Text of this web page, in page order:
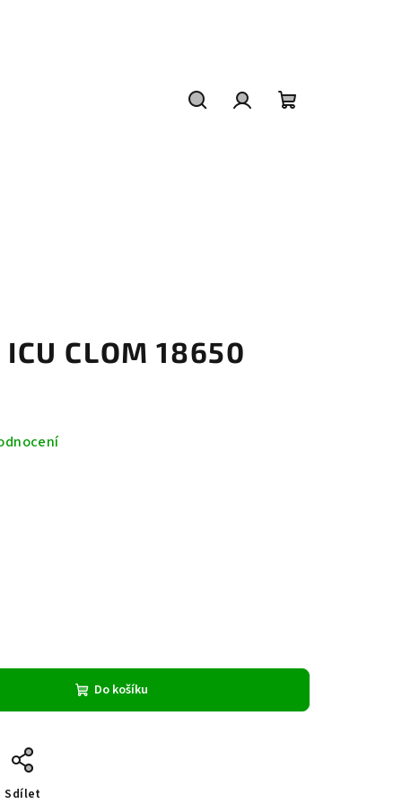
CLOM 18650
Do košíku
Sdílet